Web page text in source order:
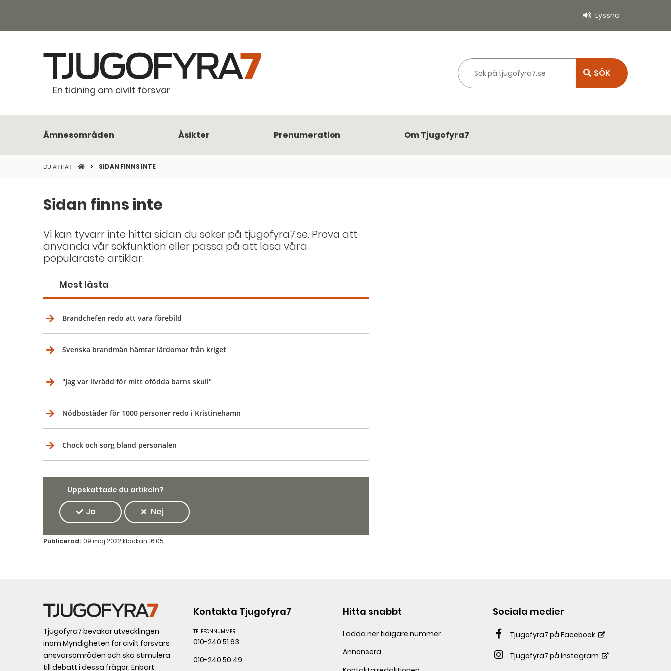
Lyssna
En tidning om civilt försvar
Sök på tjugofyra7.se
Ämnesområden Åsikter Prenumeration Om Tjugofyra7
DU ÄR HÄR: STARTSIDANSIDAN FINNS INTE
Sidan finns inte
Vi kan tyvärr inte hitta sidan du söker på tjugofyra7.se. Prova att
använda vår sökfunktion eller passa på att läsa våra
populäraste artiklar.
Mest lästa
Brandchefen redo att vara förebild
Svenska brandmän hämtar lärdomar från kriget
"Jag var livrädd för mitt ofödda barns skull"
Nödbostäder för 1000 personer redo i Kristinehamn
Chock och sorg bland personalen
Uppskattade du artikeln?
Ja Nej
Publicerad: 09 maj 2022 klockan 16:05
Tjugofyra7 bevakar utvecklingen
inom Myndigheten för civilt försvars
ansvarsområden och ska stimulera
till debatt i dessa frågor. Enbart
Kontakta Tjugofyra7
TELEFONNUMMER
010-240 51 63
010-240 50 49
Hitta snabbt
Ladda ner tidigare nummer
Annonsera
Sociala medier
Tjugofyra7 på Facebook
Tjugofyra7 på Instagram